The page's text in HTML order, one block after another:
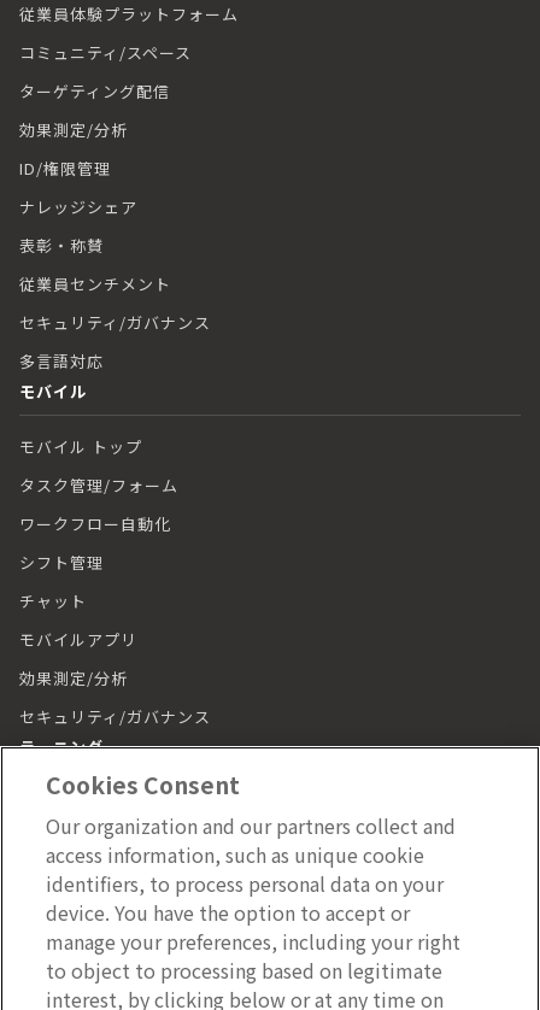
従業員体験プラットフォーム
コミュニティ/スペース
ターゲティング配信
効果測定/分析
ID/権限管理
ナレッジシェア
表彰・称賛
従業員センチメント
セキュリティ/ガバナンス
多言語対応
モバイル
モバイル トップ
タスク管理/フォーム
ワークフロー自動化
シフト管理
チャット
モバイルアプリ
効果測定/分析
セキュリティ/ガバナンス
ラーニング
ラーニング トップ
動画（LumApps Play）
従業員ジャーニー
モバイルアプリ
施設管理
施設管理 トップ
Cookies Consent
Our organization and our partners collect and
access information, such as unique cookie
identifiers, to process personal data on your
device. You have the option to accept or
manage your preferences, including your right
to object to processing based on legitimate
interest, by clicking below or at any time on